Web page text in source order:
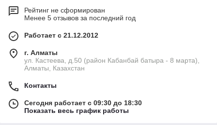
Рейтинг не сформирован
Менее 5 отзывов за последний год
Работает с 21.12.2012
г. Алматы
ул. Кастеева, д.50 (район Кабанбай батыра - 8 марта),
Алматы, Казахстан
Контакты
Сегодня работает с 09:30 до 18:30
Показать весь график работы